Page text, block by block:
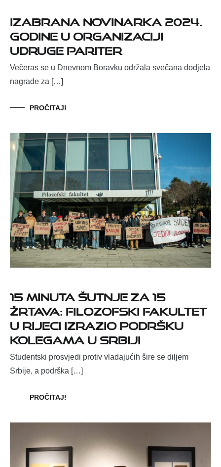
Izabrana novinarka 2024.
godine u organizaciji
Udruge PaRiter
Večeras se u Dnevnom Boravku održala svečana dodjela
nagrade za […]
PROČITAJ!
15 minuta šutnje za 15
žrtava: Filozofski fakultet
u Rijeci izrazio podršku
kolegama u Srbiji
Studentski prosvjedi protiv vladajućih šire se diljem
Srbije, a podrška […]
PROČITAJ!